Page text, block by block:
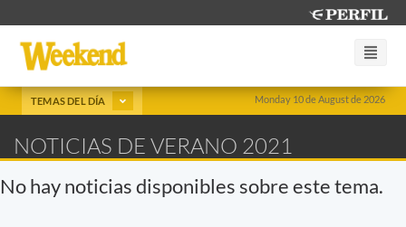
Monday 10 de August de 2026
TEMAS DEL DÍA
NOTICIAS DE VERANO 2021
No hay noticias disponibles sobre este tema.